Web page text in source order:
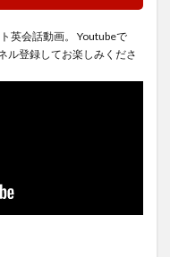
英会話動画。 Youtubeで
ル登録してお楽しみくださ